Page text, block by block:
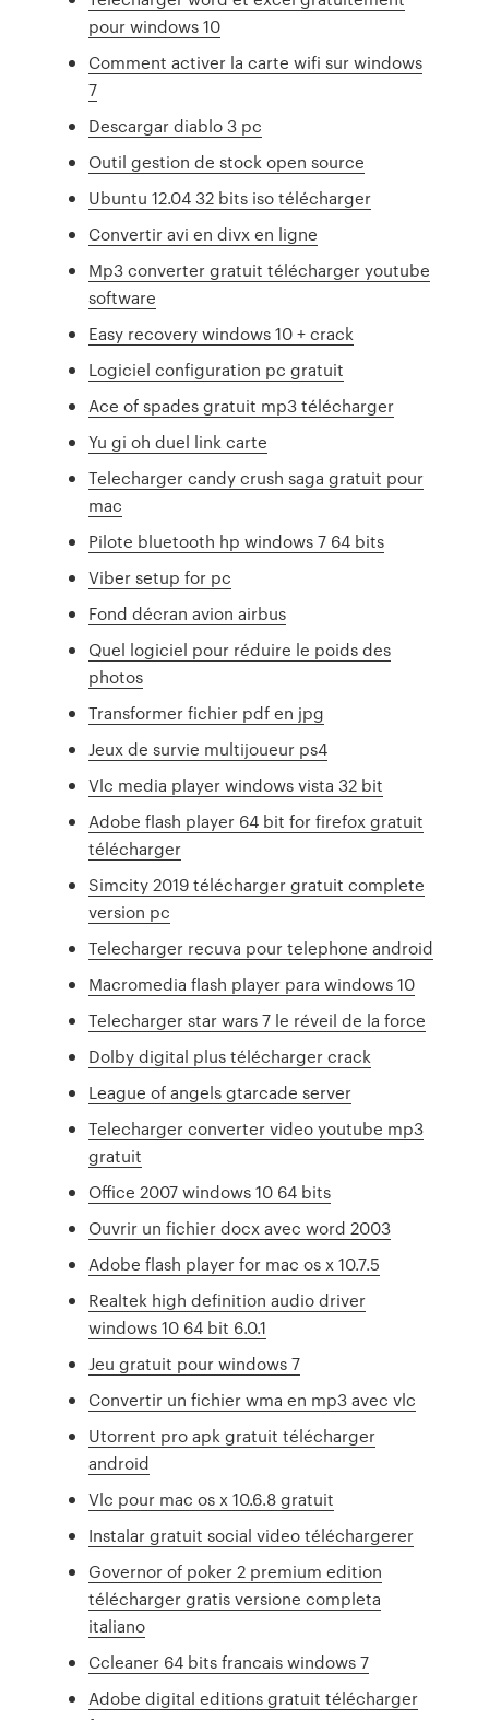
pour windows 10
Comment activer la carte wifi sur windows
7
Descargar diablo 3 pc
Outil gestion de stock open source
Ubuntu 12.04 32 bits iso télécharger
Convertir avi en divx en ligne
Mp3 converter gratuit télécharger youtube
software
Easy recovery windows 10 + crack
Logiciel configuration pc gratuit
Ace of spades gratuit mp3 télécharger
Yu gi oh duel link carte
Telecharger candy crush saga gratuit pour
mac
Pilote bluetooth hp windows 7 64 bits
Viber setup for pc
Fond décran avion airbus
Quel logiciel pour réduire le poids des
photos
Transformer fichier pdf en jpg
Jeux de survie multijoueur ps4
Vlc media player windows vista 32 bit
Adobe flash player 64 bit for firefox gratuit
télécharger
Simcity 2019 télécharger gratuit complete
version pc
Telecharger recuva pour telephone android
Macromedia flash player para windows 10
Telecharger star wars 7 le réveil de la force
Dolby digital plus télécharger crack
League of angels gtarcade server
Telecharger converter video youtube mp3
gratuit
Office 2007 windows 10 64 bits
Ouvrir un fichier docx avec word 2003
Adobe flash player for mac os x 10.7.5
Realtek high definition audio driver
windows 10 64 bit 6.0.1
Jeu gratuit pour windows 7
Convertir un fichier wma en mp3 avec vlc
Utorrent pro apk gratuit télécharger
android
Vlc pour mac os x 10.6.8 gratuit
Instalar gratuit social video téléchargerer
Governor of poker 2 premium edition
télécharger gratis versione completa
italiano
Ccleaner 64 bits francais windows 7
Adobe digital editions gratuit télécharger